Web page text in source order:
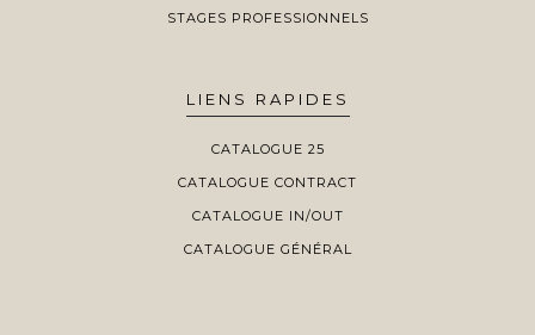
STAGES PROFESSIONNELS
LIENS RAPIDES
CATALOGUE 25
CATALOGUE CONTRACT
CATALOGUE IN/OUT
CATALOGUE GÉNÉRAL